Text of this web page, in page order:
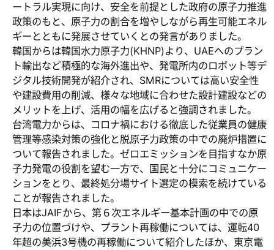
ートラル実現に向け、安全を前提とした政府の原子力推進
政策のもと、原子力の割合を増やしながら再生可能エネル
ギーとともに発展させていくとの発言がありました。
韓国からは韓国水力原子力(KHNP)より、UAEへのプラン
ト輸出など積極的な海外進出や、発電所内のロボット等デ
ジタル技術開発が紹介され、SMRについては高い安全性
や建設費用の削減、様々な地域に合わせた設計建設などの
メリットを上げ、活用の幅を広げると強調されました。
台湾電力からは、コロナ禍における徹底した従業員の健康
管理等感染対策の強化と脱原子力政策の中での廃炉措置に
ついて報告されました。ゼロエミッションを目指すなか原
子力発電の役割を望む一方で、国民と十分にコミュニケー
ションをとり、最終処分場サイト選定の模索を続けている
ことが報告されました。
日本はJAIFから、第６次エネルギー基本計画の中での原
子力の位置づけや、プラント再稼働については、運転40
年超の美浜3号機の再稼働について紹介したほか、東京電